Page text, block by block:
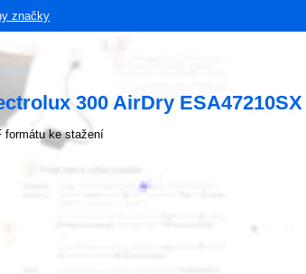
značky
300 AirDry ESA47210SX
formátu ke stažení